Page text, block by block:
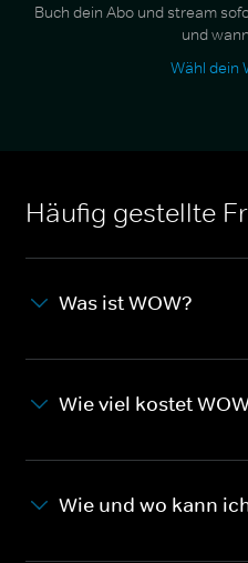
Buch dein Abo und stream
und
Wähl dein
Häufig gestellte
Was ist WOW?
Wie viel kostet
Wie und wo kann